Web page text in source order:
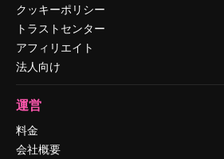
クッキーポリシー
トラストセンター
アフィリエイト
法人向け
運営
料金
会社概要